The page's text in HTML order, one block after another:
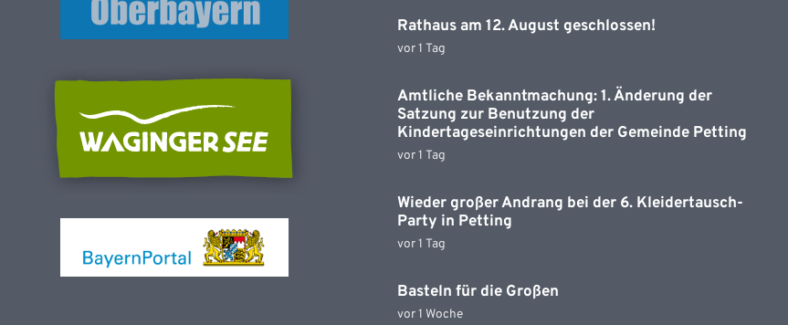
Rathaus am 12. August geschlossen!
vor 1 Tag
Amtliche Bekanntmachung: 1. Änderung der
Satzung zur Benutzung der
Kindertageseinrichtungen der Gemeinde Petting
vor 1 Tag
Wieder großer Andrang bei der 6. Kleidertausch-
Party in Petting
vor 1 Tag
Basteln für die Großen
vor 1 Woche